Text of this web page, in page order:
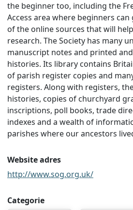
the beginner too, including the
Access area where beginners
of the online sources that will
research. The Society has many
manuscript notes and printed
histories. Its library contains
of parish register copies and
registers. Along with registers,
histories, copies of churchyard
inscriptions, poll books, trade
indexes and a wealth of
parishes where our ancestors
Website adres
http://www.sog.org.uk/
Categorie